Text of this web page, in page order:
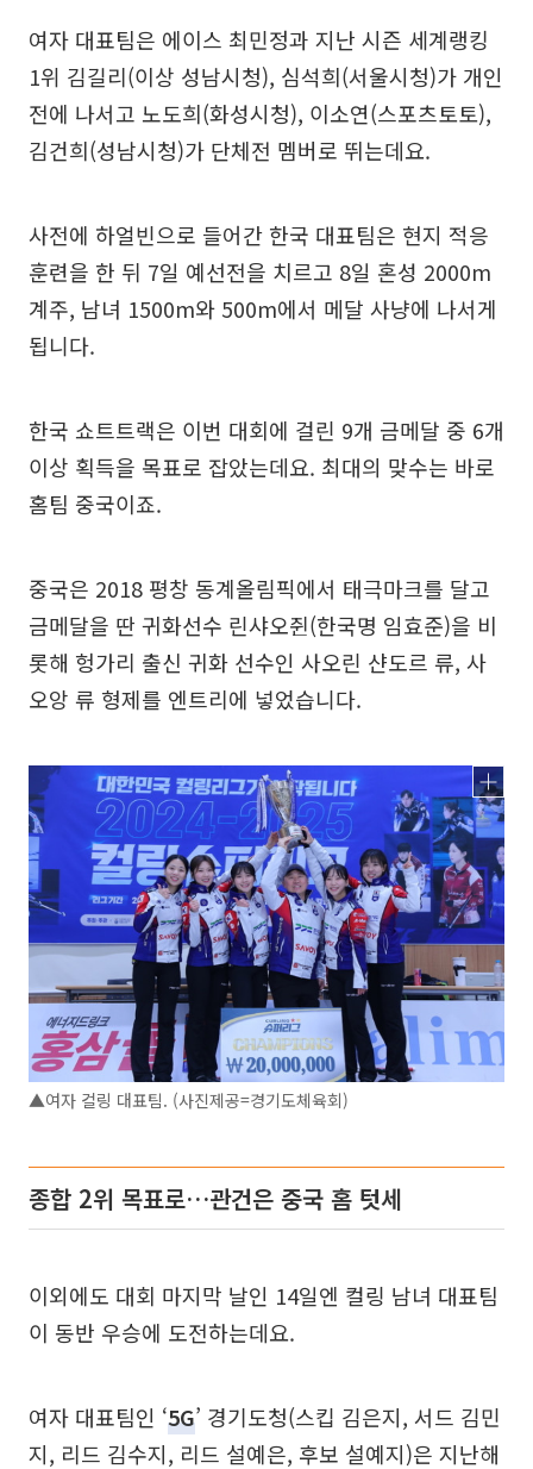
여자 대표팀은 에이스 최민정과 지난 시즌 세계랭킹
1위 김길리(이상 성남시청), 심석희(서울시청)가 개인
전에 나서고 노도희(화성시청), 이소연(스포츠토토),
김건희(성남시청)가 단체전 멤버로 뛰는데요.
사전에 하얼빈으로 들어간 한국 대표팀은 현지 적응
훈련을 한 뒤 7일 예선전을 치르고 8일 혼성 2000m
계주, 남녀 1500m와 500m에서 메달 사냥에 나서게
됩니다.
한국 쇼트트랙은 이번 대회에 걸린 9개 금메달 중 6개
이상 획득을 목표로 잡았는데요. 최대의 맞수는 바로
홈팀 중국이죠.
중국은 2018 평창 동계올림픽에서 태극마크를 달고
금메달을 딴 귀화선수 린샤오쥔(한국명 임효준)을 비
롯해 헝가리 출신 귀화 선수인 사오린 샨도르 류, 사
오앙 류 형제를 엔트리에 넣었습니다.
▲여자 컬링 대표팀. (사진제공=경기도체육회)
종합 2위 목표로…관건은 중국 홈 텃세
이외에도 대회 마지막 날인 14일엔 컬링 남녀 대표팀
이 동반 우승에 도전하는데요.
여자 대표팀인 ‘5G’ 경기도청(스킵 김은지, 서드 김민
지, 리드 김수지, 리드 설예은, 후보 설예지)은 지난해